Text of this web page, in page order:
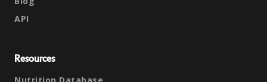
API
Resources